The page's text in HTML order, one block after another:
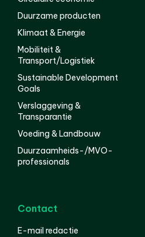
Duurzame producten
Klimaat & Energie
Mobiliteit &
Transport/Logistiek
Sustainable Development
Goals
Verslaggeving &
Transparantie
Voeding & Landbouw
Duurzaamheids-/MVO-
professionals
Contact
E-mail redactie